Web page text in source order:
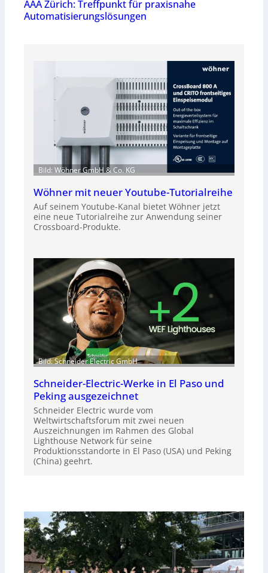
AAA Zürich: Treffpunkt für praxisnahe
Automatisierungslösungen
Bild: Wöhner GmbH & Co. KG
Wöhner mit neuer Youtube-Tutorialreihe
Auf seinem Youtube-Kanal bietet Wöhner jetzt
eine neue Tutorialreihe zur Anwendung seiner
Crossboard-Produkte.
Bild: Schneider Electric GmbH
Schneider-Electric-Werke in El Paso und
Peking ausgezeichnet
Schneider Electric wurde vom
Weltwirtschaftsforum mit zwei neuen
Auszeichnungen im Rahmen des Global
Lighthouse Network für seine
Produktionsstandorte in El Paso (USA) und Peking
(China) geehrt.